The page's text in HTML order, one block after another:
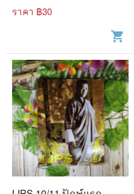
ราคา ฿30
shopping_cart